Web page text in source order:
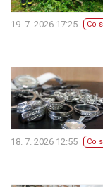
19. 7. 2026 17:25 Co
18. 7. 2026 12:55 Co